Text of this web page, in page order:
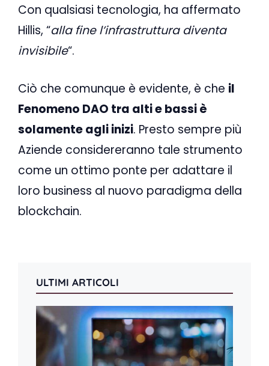
Con qualsiasi tecnologia, ha affermato
Hillis, “alla fine l’infrastruttura diventa
invisibile“.
Ciò che comunque è evidente, è che il
Fenomeno DAO tra alti e bassi è
solamente agli inizi. Presto sempre più
Aziende considereranno tale strumento
come un ottimo ponte per adattare il
loro business al nuovo paradigma della
blockchain.
ULTIMI ARTICOLI